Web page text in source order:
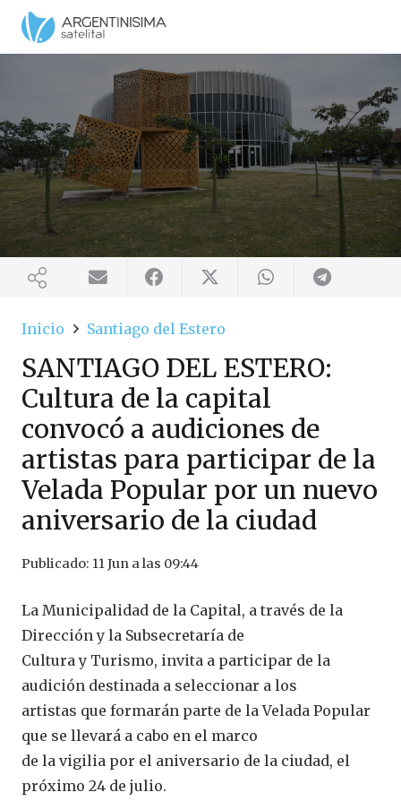
Inicio Santiago del Estero
SANTIAGO DEL ESTERO:
Cultura de la capital
convocó a audiciones de
artistas para participar de la
Velada Popular por un nuevo
aniversario de la ciudad
Publicado: 11 Jun a las 09:44
La Municipalidad de la Capital, a través de la
Dirección y la Subsecretaría de
Cultura y Turismo, invita a participar de la
audición destinada a seleccionar a los
artistas que formarán parte de la Velada Popular
que se llevará a cabo en el marco
de la vigilia por el aniversario de la ciudad, el
próximo 24 de julio.